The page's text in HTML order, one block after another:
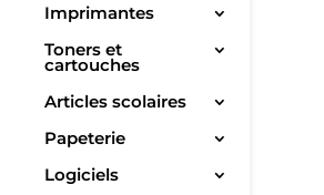
Imprimantes
Toners et
cartouches
Articles scolaires
Papeterie
Logiciels